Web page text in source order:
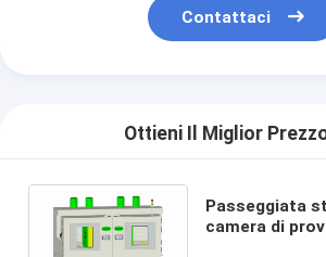
Contattaci
Ottieni Il Miglior
Passeggiata
camera di